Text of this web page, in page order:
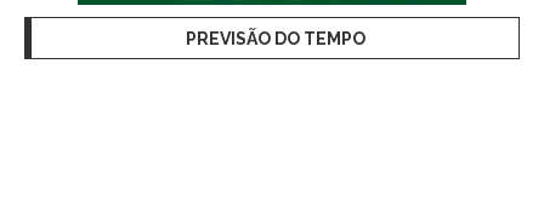
PREVISÃO DO TEMPO